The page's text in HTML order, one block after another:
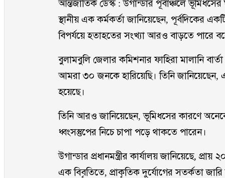
আন্তর্জাতিক ডেস্ক : উগান্ডার পূর্বাঞ্চলে
স্থানীয় এক কর্মকর্তা জানিয়েছেন, পূর্বদিকের
বিপর্যয়ে হতাহতের সংখ্যা আরও বাড়তে পারে
বুলামবুলি জেলার কমিশনার ফাহিরা মালানি
আমরা ৩০ জনকে হারিয়েছি। তিনি
হয়েছে।
তিনি আরও জানিয়েছেন, ভূমিধসের কারণে
ধ্বংসস্তুপের নিচে চাপা পড়ে থাকতে পারেন।
উগান্ডার প্রধানমন্ত্রীর কার্যালয় জানিয়েছে,
এক বিবৃতিতে, প্রাকৃতিক দুর্যোগের সতর্কতা